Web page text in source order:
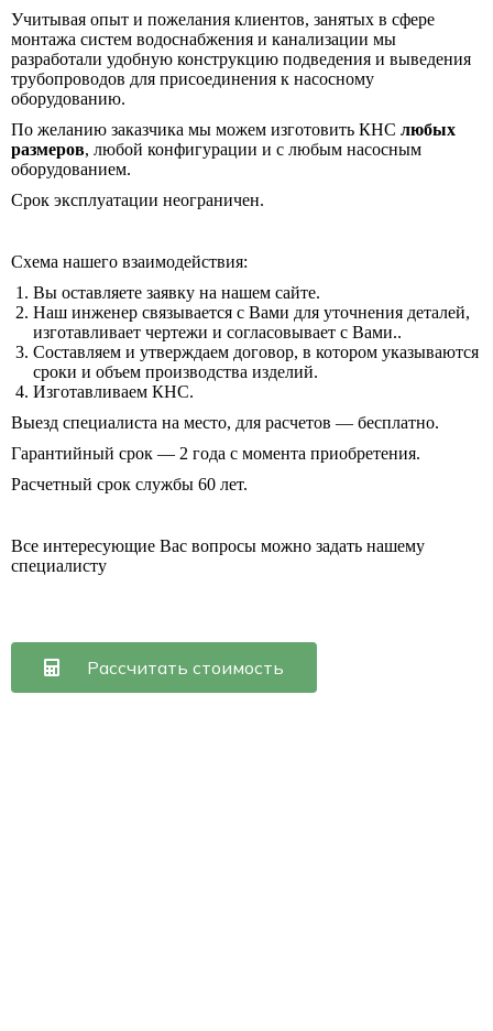
Учитывая опыт и пожелания клиентов, занятых в сфере
монтажа систем водоснабжения и канализации мы
разработали удобную конструкцию подведения и выведения
трубопроводов для присоединения к насосному
оборудованию.
По желанию заказчика мы можем изготовить КНС любых
размеров, любой конфигурации и с любым насосным
оборудованием.
Срок эксплуатации неограничен.
Схема нашего взаимодействия:
Вы оставляете заявку на нашем сайте.
Наш инженер связывается с Вами для уточнения деталей,
изготавливает чертежи и согласовывает с Вами..
Составляем и утверждаем договор, в котором указываются
сроки и объем производства изделий.
Изготавливаем КНС.
Выезд специалиста на место, для расчетов — бесплатно.
Гарантийный срок — 2 года с момента приобретения.
Расчетный срок службы 60 лет.
Все интересующие Вас вопросы можно задать нашему
специалисту
Рассчитать стоимость